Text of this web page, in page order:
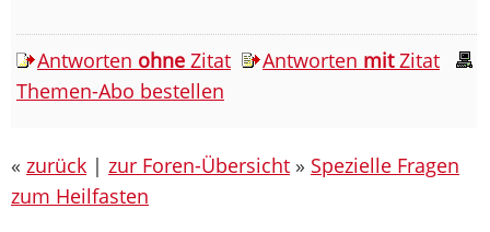
Antworten ohne Zitat Antworten mitZitat
Themen-Abo bestellen
« zurück | zur Foren-Übersicht » Spezielle Fragen
zum Heilfasten